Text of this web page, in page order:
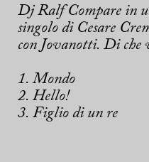
Dj Ralf Compare in
singolo di Cesare
con Jovanotti. Di che
1. Mondo
2. Hello!
3. Figlio di un re